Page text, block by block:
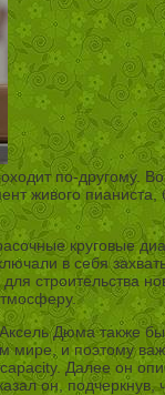
по-другому. Во
живого
круговые
в себя
строительства
Дюма также
и поэтому
Далее он
он,